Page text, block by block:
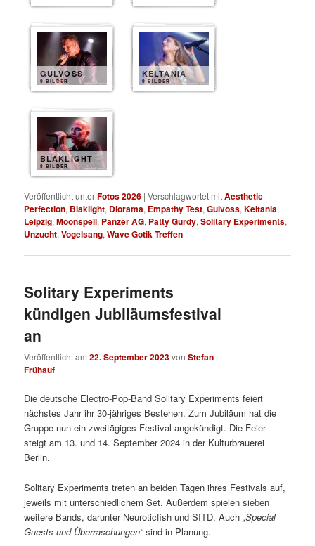
GULVOSS
9 BILDER
KELTANIA
9 BILDER
BLAKLIGHT
8 BILDER
Veröffentlicht unterFotos 2026 |Verschlagwortet mitAesthetic
Perfection, Blaklight, Diorama, Empathy Test,Gulvoss,Keltania,
Leipzig,Moonspell, Panzer AG, Patty Gurdy,Solitary Experiments,
Unzucht,Vogelsang,Wave Gotik Treffen
Solitary Experiments
kündigen Jubiläumsfestival
an
Veröffentlicht am22. September 2023vonStefan
Frühauf
Die deutsche Electro-Pop-Band Solitary Experiments feiert
nächstes Jahr ihr 30-jähriges Bestehen. Zum Jubiläum hat die
Gruppe nun ein zweitägiges Festival angekündigt. Die Feier
steigt am 13. und 14. September 2024 in der Kulturbrauerei
Berlin.
Solitary Experiments treten an beiden Tagen ihres Festivals auf,
jeweils mit unterschiedlichem Set. Außerdem spielen sieben
weitere Bands, darunter Neuroticfish und SITD. Auch„Special
Guests und Überraschungen“sind in Planung.